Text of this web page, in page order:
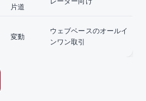
片道
変動
ウェブベースのオールイ
ンワン取引